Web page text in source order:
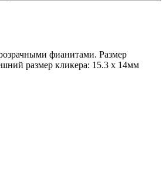
фианитами. Размер
размер кликера: 15.3 х 14мм